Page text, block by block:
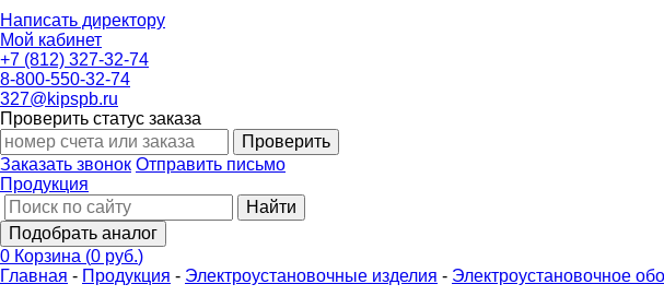
Написать директору
Мой кабинет
+7 (812) 327-32-74
8-800-550-32-74
327@kipspb.ru
Проверить статус заказа
Проверить
Заказать звонок Отправить письмо
Продукция
Найти
Подобрать аналог
0 Корзина (0 руб.)
Главная - Продукция - Электроустановочные изделия - Электроустановочное